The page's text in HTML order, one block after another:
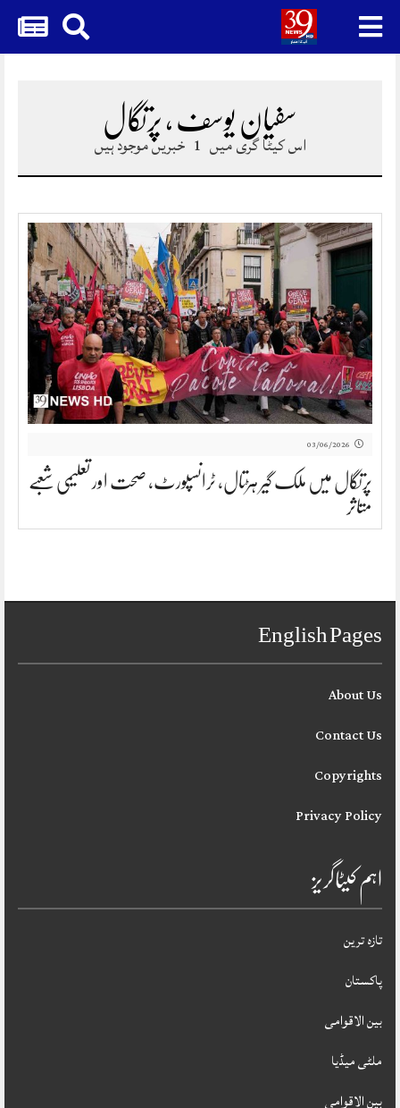
Skip
سفیان یوسف ، پرتگال
اس کیٹا گری میں 1 خبریں موجود ہیں
03/06/2026
پرتگال میں ملک گیر ہڑتال، ٹرانسپورٹ، صحت اور تعلیمی شعبے
متاثر
English Pages
About Us
Contact Us
Copyrights
Privacy Policy
اہم کیٹاگریز
تازہ ترین
پاکستان
بین الاقوامی
ملٹی میڈیا
بین الاقوامی